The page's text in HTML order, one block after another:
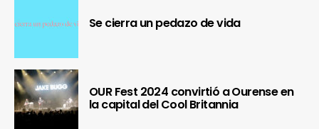
Se cierra un pedazo de vida
OUR Fest 2024 convirtió a Ourense en
la capital del Cool Britannia